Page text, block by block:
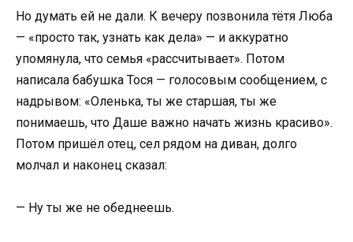
Но думать ей не дали. К вечеру позвонила тётя Люба
— «просто так, узнать как дела» — и аккуратно
упомянула, что семья «рассчитывает». Потом
написала бабушка Тося — голосовым сообщением, с
надрывом: «Оленька, ты же старшая, ты же
понимаешь, что Даше важно начать жизнь красиво».
Потом пришёл отец, сел рядом на диван, долго
молчал и наконец сказал:
— Ну ты же не обеднеешь.